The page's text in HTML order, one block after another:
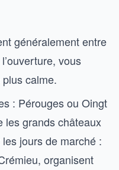
généralement entre
vous
calme.
: Pérouges ou Oingt
les grands châteaux
jours de marché :
organisent